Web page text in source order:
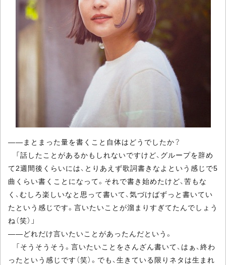
――まとまった量を書くこと自体はどうでしたか？
「話したことがあるかもしれないですけど、グループを辞め
て2週間後くらいには、とりあえず歌詞書きなよという感じで5
曲くらい書くことになって。それで書き始めたけど、苦もな
く、むしろ楽しいなと思って書いて、気づけばずっと書いてい
たという感じです。言いたいことが溜まりすぎてたんでしょう
ね（笑）」
――どれだけ言いたいことがあったんだという。
「そうそうそう。言いたいことをさんざん書いて、はぁ、終わ
ったという感じです（笑）。でも、生きている限りネタは生まれ